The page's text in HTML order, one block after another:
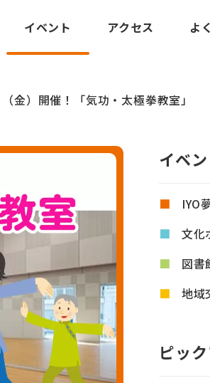
イベント アクセス よ
金）開催！「気功・太極拳教室」
イベ
IYO
文化
図書
地域
ピッ